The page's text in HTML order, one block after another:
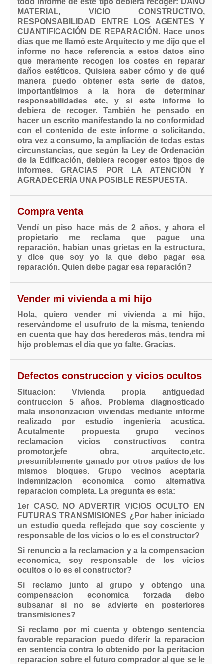
todo informe de este tipo debiera recoger: DAÑO
MATERIAL, VICIO CONSTRUCTIVO,
RESPONSABILIDAD ENTRE LOS AGENTES Y
CUANTIFICACIÓN DE REPARACIÓN. Hace unos
días que me llamó este Arquitecto y me dijo que el
informe no hace referencia a estos datos sino
que meramente recogen los costes en reparar
daños estéticos. Quisiera saber cómo y de qué
manera puedo obtener esta serie de datos,
importantísimos a la hora de determinar
responsabilidades etc, y si este informe lo
debiera de recoger. También he pensado en
hacer un escrito manifestando la no conformidad
con el contenido de este informe o solicitando,
otra vez a consumo, la ampliación de todas estas
circunstancias, que según la Ley de Ordenación
de la Edificación, debiera recoger estos tipos de
informes. GRACIAS POR LA ATENCIÓN Y
AGRADECERÍA UNA POSIBLE RESPUESTA.
Compra venta
Vendí un piso hace más de 2 años, y ahora el
propietario me reclama que pague una
reparación, habian unas grietas en la estructura,
y dice que soy yo la que debo pagar esa
reparación. Quien debe pagar esa reparación?
Vender mi vivienda a mi hijo
Hola, quiero vender mi vivienda a mi hijo,
reservándome el usufruto de la misma, teniendo
en cuenta que hay dos herederos más, tendra mi
hijo problemas el dia que yo falte. Gracias.
Defectos construccion y vicios ocultos
Situacion: Vivienda propia antiguedad
contruccion 5 años. Problema diagnosticado
mala insonorizacion viviendas mediante informe
realizado por estudio ingenieria acustica.
Acutalmente propuesta grupo vecinos
reclamacion vicios constructivos contra
promotor,jefe obra, arquitecto,etc.
presumiblemente ganado por otros patios de los
mismos bloques. Grupo vecinos aceptaria
indemnizacion economica como alternativa
reparacion completa. La pregunta es esta:
1er CASO. NO ADVERTIR VICIOS OCULTO EN
FUTURAS TRANSMISIONES ¿Por haber iniciado
un estudio queda reflejado que soy cosciente y
responsable de los vicios o lo es el constructor?
Si renuncio a la reclamacion y a la compensacion
economica, soy responsable de los vicios
ocultos o lo es el constructor?
Si reclamo junto al grupo y obtengo una
compensacion economica forzada debo
subsanar si no se advierte en posteriores
transmisiones?
Si reclamo por mi cuenta y obtengo sentencia
favorable reparacion puedo diferir la reparacion
en sentencia contra lo obtenido por la peritacion
reparacion sobre el futuro comprador al que se le